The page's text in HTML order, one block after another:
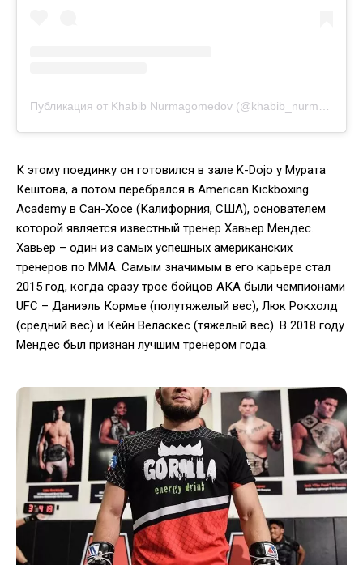
К этому поединку он готовился в зале K-Dojo у Мурата
Кештова, а потом перебрался в American Kickboxing
Academy в Сан-Хосе (Калифорния, США), основателем
которой является известный тренер Хавьер Мендес.
Хавьер – один из самых успешных американских
тренеров по ММА. Самым значимым в его карьере стал
2015 год, когда сразу трое бойцов АКА были чемпионами
UFC – Даниэль Кормье (полутяжелый вес), Люк Рокхолд
(средний вес) и Кейн Веласкес (тяжелый вес). В 2018 году
Мендес был признан лучшим тренером года.